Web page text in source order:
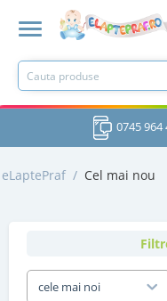
0745 964
eLaptePraf / Cel mai nou
cele mai noi